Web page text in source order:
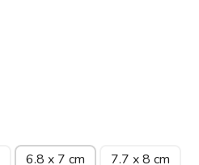
6.8 x 7 cm
7.7 x 8 cm